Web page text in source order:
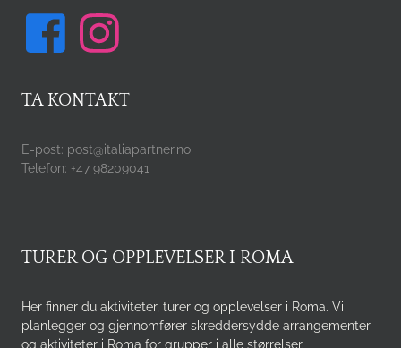
TA KONTAKT
E-post: post@italiapartner.no
Telefon: +47 98209041
TURER OG OPPLEVELSER I ROMA
Her finner du aktiviteter, turer og opplevelser i Roma. Vi
planlegger og gjennomfører skreddersydde arrangementer
og aktiviteter i Roma for grupper i alle størrelser.